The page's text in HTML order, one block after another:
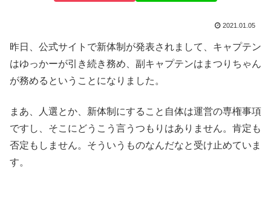
2021.01.05
昨日、公式サイトで新体制が発表されまして、キャプテン
はゆっかーが引き続き務め、副キャプテンはまつりちゃん
が務めるということになりました。
まあ、人選とか、新体制にすること自体は運営の専権事項
ですし、そこにどうこう言うつもりはありません。肯定も
否定もしません。そういうものなんだなと受け止めていま
す。